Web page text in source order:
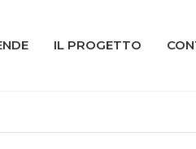
IL PROGETTO